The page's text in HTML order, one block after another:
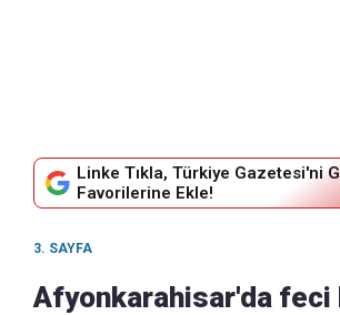
Linke Tıkla, Türkiye Gazetesi'ni
Favorilerine Ekle!
3. SAYFA
Afyonkarahisar'da feci